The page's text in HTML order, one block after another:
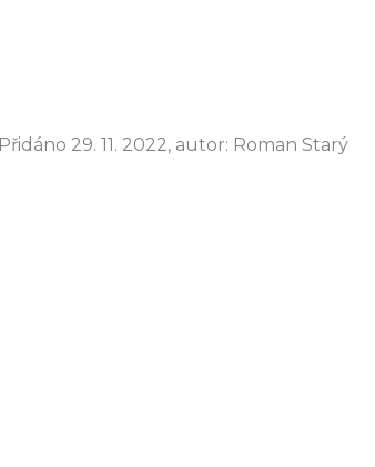
Přidáno 29. 11. 2022, autor: Roman Starý